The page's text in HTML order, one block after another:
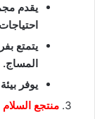
يقدم
يتمتع
المساج.
يوفر
منتجع